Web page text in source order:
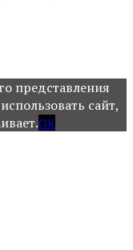
представления
сайт,
OK